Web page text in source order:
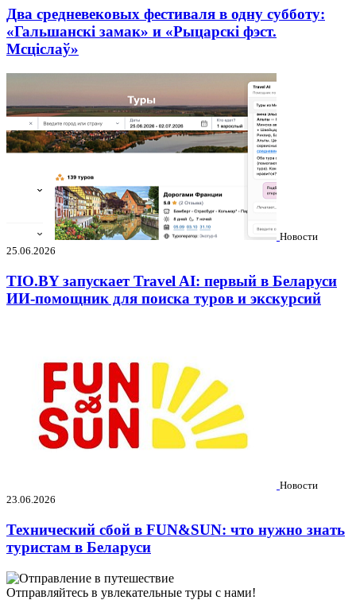
Два средневековых фестиваля в одну субботу:
«Гальшанскі замак» и «Рыцарскі фэст.
Мсціслаў»
Новости
25.06.2026
TIO.BY запускает Travel AI: первый в Беларуси
ИИ-помощник для поиска туров и экскурсий
Новости
23.06.2026
Технический сбой в FUN&SUN: что нужно знать
туристам в Беларуси
Отправляйтесь в увлекательные туры с нами!